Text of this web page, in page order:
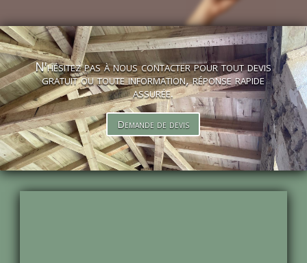
N'hésitez pas à nous contacter pour tout devis
gratuit ou toute information, réponse rapide
assurée.
Demande de devis